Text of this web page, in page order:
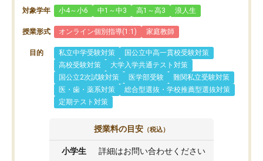
対象学年 小4～小6 中1～中3 高1～高3 浪人生
授業形式 オンライン個別指導(1:1) 家庭教師
目的 私立中学受験対策
国公立中高一貫校受験対策
高校受験対策
大学入学共通テスト対策
国公立2次試験対策
医学部受験
難関私立受験対策
医・歯・薬系対策
総合型選抜・学校推薦型選抜対策
定期テスト対策
授業料の目安 （税込）
小学生 詳細はお問い合わせください